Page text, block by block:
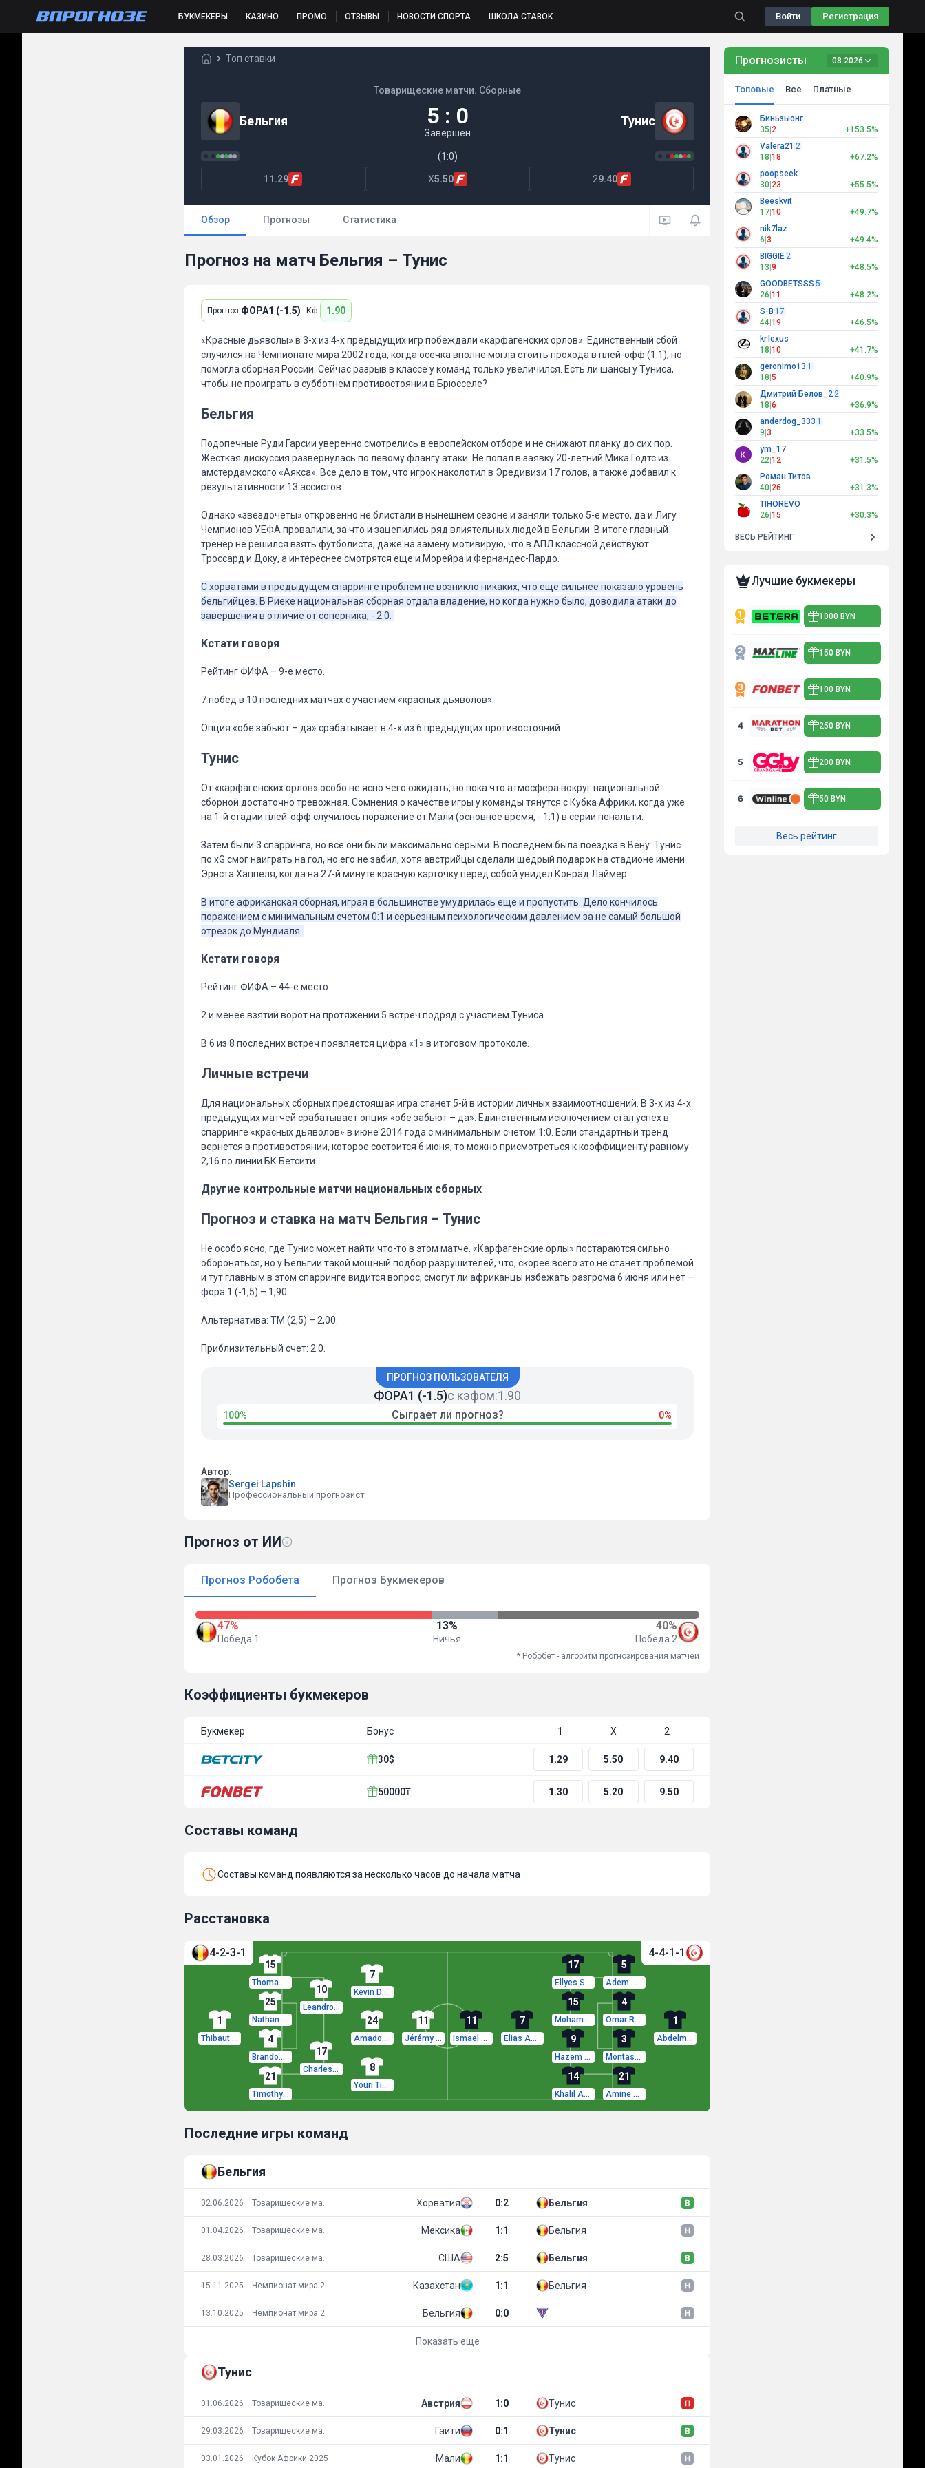
БУКМЕКЕРЫ КАЗИНО ПРОМО ОТЗЫВЫ НОВОСТИ СПОРТА ШКОЛА СТАВОК Войти Регистрация
Топ ставки
Товарищеские матчи. Сборные
Бельгия 5 : 0
Завершен
Тунис
(1:0)
1 1.29 X5.50 29.40
Обзор Прогнозы Статистика
Прогноз на матч Бельгия – Тунис
Прогноз:ФОРА1 (-1.5) Кф: 1.90
«Красные дьяволы» в 3-х из 4-х предыдущих игр побеждали «карфагенских орлов». Единственный сбой
случился на Чемпионате мира 2002 года, когда осечка вполне могла стоить прохода в плей-офф (1:1), но
помогла сборная России. Сейчас разрыв в классе у команд только увеличился. Есть ли шансы у Туниса,
чтобы не проиграть в субботнем противостоянии в Брюсселе?
Бельгия
Подопечные Руди Гарсии уверенно смотрелись в европейском отборе и не снижают планку до сих пор.
Жесткая дискуссия развернулась по левому флангу атаки. Не попал в заявку 20-летний Мика Годтс из
амстердамского «Аякса». Все дело в том, что игрок наколотил в Эредивизи 17 голов, а также добавил к
результативности 13 ассистов.
Однако «звездочеты» откровенно не блистали в нынешнем сезоне и заняли только 5-е место, да и Лигу
Чемпионов УЕФА провалили, за что и зацепились ряд влиятельных людей в Бельгии. В итоге главный
тренер не решился взять футболиста, даже на замену мотивирую, что в АПЛ классной действуют
Троссард и Доку, а интереснее смотрятся еще и Морейра и Фернандес-Пардо.
С хорватами в предыдущем спарринге проблем не возникло никаких, что еще сильнее показало уровень
бельгийцев. В Риеке национальная сборная отдала владение, но когда нужно было, доводила атаки до
завершения в отличие от соперника, - 2:0.
Кстати говоря
Рейтинг ФИФА – 9-е место.
7 побед в 10 последних матчах с участием «красных дьяволов».
Опция «обе забьют – да» срабатывает в 4-х из 6 предыдущих противостояний.
Тунис
От «карфагенских орлов» особо не ясно чего ожидать, но пока что атмосфера вокруг национальной
сборной достаточно тревожная. Сомнения о качестве игры у команды тянутся с Кубка Африки, когда уже
на 1-й стадии плей-офф случилось поражение от Мали (основное время, - 1:1) в серии пенальти.
Затем были 3 спарринга, но все они были максимально серыми. В последнем была поездка в Вену. Тунис
по xG смог наиграть на гол, но его не забил, хотя австрийцы сделали щедрый подарок на стадионе имени
Эрнста Хаппеля, когда на 27-й минуте красную карточку перед собой увидел Конрад Лаймер.
В итоге африканская сборная, играя в большинстве умудрилась еще и пропустить. Дело кончилось
поражением с минимальным счетом 0:1 и серьезным психологическим давлением за не самый большой
отрезок до Мундиаля.
Кстати говоря
Рейтинг ФИФА – 44-е место.
2 и менее взятий ворот на протяжении 5 встреч подряд с участием Туниса.
В 6 из 8 последних встреч появляется цифра «1» в итоговом протоколе.
Личные встречи
Для национальных сборных предстоящая игра станет 5-й в истории личных взаимоотношений. В 3-х из 4-х
предыдущих матчей срабатывает опция «обе забьют – да». Единственным исключением стал успех в
спарринге «красных дьяволов» в июне 2014 года с минимальным счетом 1:0. Если стандартный тренд
вернется в противостоянии, которое состоится 6 июня, то можно присмотреться к коэффициенту равному
2,16 по линии БК Бетсити.
Другие контрольные матчи национальных сборных
Прогноз и ставка на матч Бельгия – Тунис
Не особо ясно, где Тунис может найти что-то в этом матче. «Карфагенские орлы» постараются сильно
обороняться, но у Бельгии такой мощный подбор разрушителей, что, скорее всего это не станет проблемой
и тут главным в этом спарринге видится вопрос, смогут ли африканцы избежать разгрома 6 июня или нет –
фора 1 (-1,5) – 1,90.
Альтернатива: ТМ (2,5) – 2,00.
Приблизительный счет: 2:0.
ПРОГНОЗ ПОЛЬЗОВАТЕЛЯ
ФОРА1 (-1.5)с кэфом:1.90
100% Сыграет ли прогноз? 0%
Автор:
Sergei Lapshin
Профессиональный прогнозист
Прогноз от ИИ
Прогноз Робобета Прогноз Букмекеров
47%
Победа 1
13%
Ничья
40%
Победа 2
* Робобет - алгоритм прогнозирования матчей
Коэффициенты букмекеров
Букмекер Бонус 1 Х 2
30$ 1.29 5.50 9.40
50000₸ 1.30 5.20 9.50
Составы команд
Составы команд появляются за несколько часов до начала матча
Расстановка
1
Thibaut Courtois
15
Thomas Meunier
25
Nathan Ngoy
4
Brandon Mechele
21
Timothy Castagne
10
Leandro Trossard
17
Charles De Ketelaere
7
Kevin De Bruyne
24
Amadou Onana
8
Youri Tielemans
11
Jérémy Doku
1
Abdelmouhib Chamakh
21
Amine Ben Hmida
3
Montassar Talbi
4
Omar Rekik
5
Adem Arous
14
Khalil Ayari
9
Hazem Mastouri
15
Mohamed Belhadj Mahmoud
17
Ellyes Skhiri
7
Elias Achouri
11
Ismael Gharbi
4-2-3-1 4-4-1-1
Последние игры команд
Бельгия
02.06.2026 Хорватия 0:2 Бельгия
01.04.2026 Мексика 1:1 Бельгия
28.03.2026 США 2:5 Бельгия
15.11.2025 Казахстан 1:1 Бельгия
13.10.2025 Бельгия 0:0
Показать еще
Тунис
01.06.2026 Австрия 1:0 Тунис
29.03.2026 Гаити 0:1 Тунис
03.01.2026 Кубок Африки 2025 Мали 1:1 Тунис
Прогнозисты 08.2026
Топовые Все Платные
Биньзыонг
35 2
+153.5%
Valera21 2
18 18
+67.2%
poopseek
30 23
+55.5%
Beeskvit
17 10
+49.7%
nik7laz
6 3
+49.4%
BIGGIE 2
13 9
+48.5%
GOODBETSSS 5
26 11
+48.2%
S-B 17
44 19
+46.5%
kr.lexus
18 10
+41.7%
geronimo13 1
18 5
+40.9%
Дмитрий Белов_2 2
18 6
+36.9%
anderdog_333 1
9 3
+33.5%
ym_17
22 12
+31.5%
Роман Титов
40 26
+31.3%
TIHOREVO
26 15 +30.3%
ВЕСЬ РЕЙТИНГ
Лучшие букмекеры
1000 BYN
150 BYN
100 BYN
4 250 BYN
5 200 BYN
6 50 BYN
Весь рейтинг